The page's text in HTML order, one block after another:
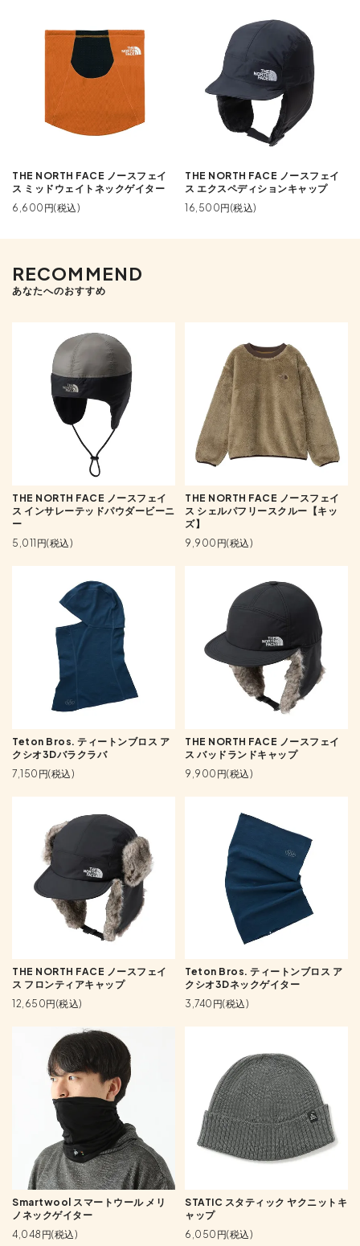
THE NORTH FACE ノースフェイ
ス ミッドウェイトネックゲイター
6,600円(税込)
THE NORTH FACE ノースフェイ
ス エクスペディションキャップ
16,500円(税込)
RECOMMEND
あなたへのおすすめ
THE NORTH FACE ノースフェイ
ス インサレーテッドパウダービーニ
ー
5,011円(税込)
THE NORTH FACE ノースフェイ
ス シェルパフリースクルー【キッ
ズ】
9,900円(税込)
Teton Bros. ティートンブロス ア
クシオ3Dバラクラバ
7,150円(税込)
THE NORTH FACE ノースフェイ
ス バッドランドキャップ
9,900円(税込)
THE NORTH FACE ノースフェイ
ス フロンティアキャップ
12,650円(税込)
Teton Bros. ティートンブロス ア
クシオ3Dネックゲイター
3,740円(税込)
Smartwool スマートウール メリ
ノネックゲイター
4,048円(税込)
STATIC スタティック ヤクニットキ
ャップ
6,050円(税込)